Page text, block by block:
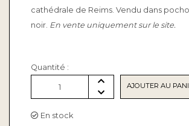
cathédrale de Reims. Vendu dans
noir. En vente uniquement sur le site.
Quantité :
1 AJOUTER AU
En stock